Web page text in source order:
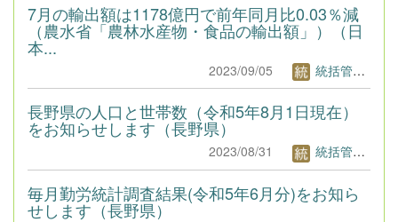
7月の輸出額は1178億円で前年同月比0.03％減
（農水省「農林水産物・食品の輸出額」）（日
本...
2023/09/05 統括管理者1
長野県の人口と世帯数（令和5年8月1日現在）
をお知らせします（長野県）
2023/08/31 統括管理者1
毎月勤労統計調査結果(令和5年6月分)をお知ら
せします（長野県）